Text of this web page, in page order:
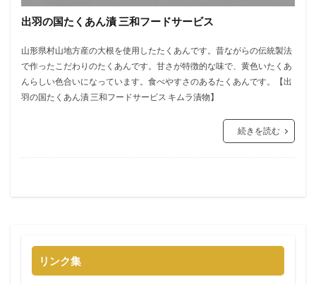
出羽の国たくあん漬 三和フードサービス
山形県村山地方産の大根を使用したたくあんです。昔ながらの伝統製法
で作ったこだわりのたくあんです。甘さが特徴的な味で、黄色いたくあ
んらしい色合いになっています。食べやすさのあるたくあんです。【出
羽の国たくあん漬 三和フードサービス キムラ漬物】
続きを読む
リンク集